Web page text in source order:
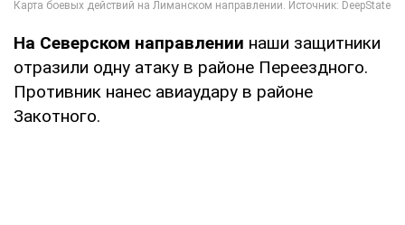
На Северском направлении наши защитники
отразили одну атаку в районе Переездного.
Противник нанес авиаудару в районе
Закотного.